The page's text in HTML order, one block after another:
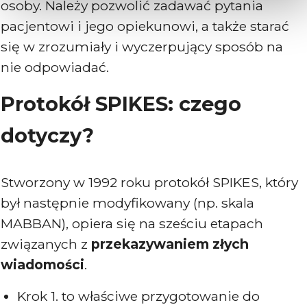
osoby. Należy pozwolić zadawać pytania
pacjentowi i jego opiekunowi, a także starać
się w zrozumiały i wyczerpujący sposób na
nie odpowiadać.
Protokół SPIKES: czego
dotyczy?
Stworzony w 1992 roku protokół SPIKES, który
był następnie modyfikowany (np. skala
MABBAN), opiera się na sześciu etapach
związanych z przekazywaniem złych
wiadomości.
Krok 1. to właściwe przygotowanie do